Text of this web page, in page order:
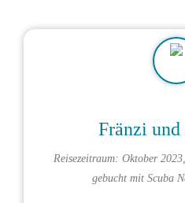
Fränzi
Reisezeitraum: Oktober
gebucht mit Scuba